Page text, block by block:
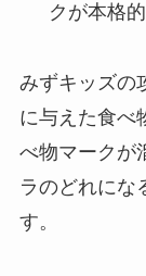
クが本格
みずキッズの
に与えた食べ
べ物マークが
ラのどれにな
す。